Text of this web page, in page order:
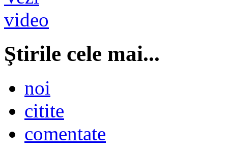
Ştirile cele mai...
noi
citite
comentate